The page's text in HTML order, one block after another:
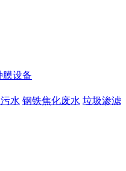
膜设备
水 钢铁焦化废水 垃圾渗滤